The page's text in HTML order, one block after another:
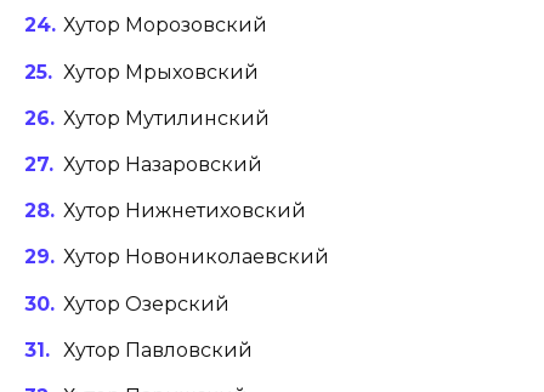
Хутор Морозовский
Хутор Мрыховский
Хутор Мутилинский
Хутор Назаровский
Хутор Нижнетиховский
Хутор Новониколаевский
Хутор Озерский
Хутор Павловский